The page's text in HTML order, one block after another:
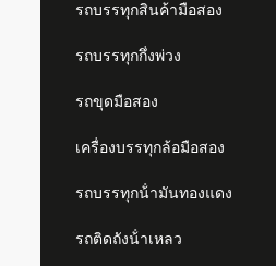
รถบรรทุกสินค้ามือสอง
รถบรรทุกกึ่งพ่วง
รถขุดมือสอง
เครื่องบรรทุกล้อมือสอง
รถบรรทุกน้ํามันทองแดง
รถติดถังน้ําเหลว